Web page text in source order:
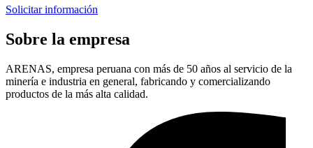
Solicitar información
Sobre la empresa
ARENAS, empresa peruana con más de 50 años al servicio de la
minería e industria en general, fabricando y comercializando
productos de la más alta calidad.